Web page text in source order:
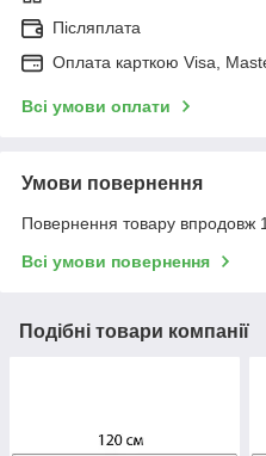
Післяплата
Оплата карткою Visa,
Всі умови оплати
Умови повернення
Повернення товару впродовж
Всі умови повернення
Подібні товари компанії